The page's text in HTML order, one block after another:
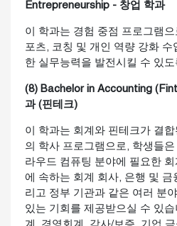
Entrepreneurship - 창업 학과
이 학과는 경험 중점 프로그램
포츠, 코칭 및 개인 역량 강화 수
한 실무능력을 발전시킬 수 있도
(8) Bachelor in Accounting
과 (핀테크)
이 학과는 회계와 핀테크가 결
의 학사 프로그램으로, 학생들
라우드 컴퓨팅 분야에 필요한
에 속하는 회계 회사, 은행 및 금
리고 정부 기관과 같은 여러 분
있는 기회를 제공받으실 수 있